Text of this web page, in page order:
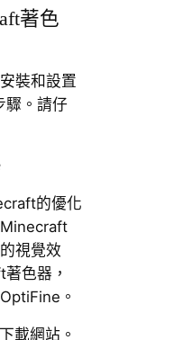
著色
裝和設置
驟。請仔
的優化
視覺效
色器，
。
載網站。